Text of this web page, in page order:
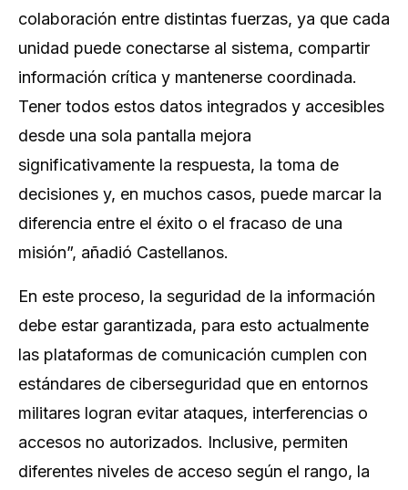
colaboración entre distintas fuerzas, ya que cada
unidad puede conectarse al sistema, compartir
información crítica y mantenerse coordinada.
Tener todos estos datos integrados y accesibles
desde una sola pantalla mejora
significativamente la respuesta, la toma de
decisiones y, en muchos casos, puede marcar la
diferencia entre el éxito o el fracaso de una
misión”, añadió Castellanos.
En este proceso, la seguridad de la información
debe estar garantizada, para esto actualmente
las plataformas de comunicación cumplen con
estándares de ciberseguridad que en entornos
militares logran evitar ataques, interferencias o
accesos no autorizados. Inclusive, permiten
diferentes niveles de acceso según el rango, la